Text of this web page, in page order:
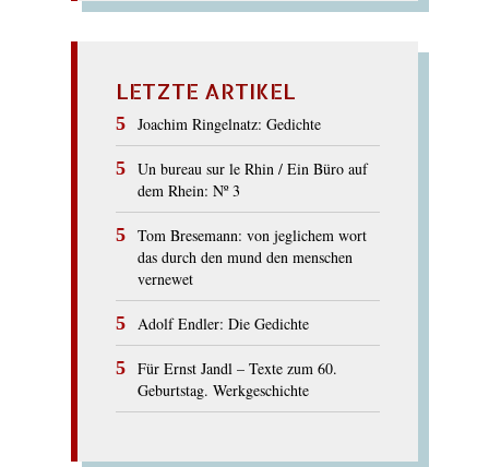
LETZTE ARTIKEL
Joachim Ringelnatz: Gedichte
Un bureau sur le Rhin / Ein Büro auf
dem Rhein: Nº 3
Tom Bresemann: von jeglichem wort
das durch den mund den menschen
vernewet
Adolf Endler: Die Gedichte
Für Ernst Jandl – Texte zum 60.
Geburtstag. Werkgeschichte